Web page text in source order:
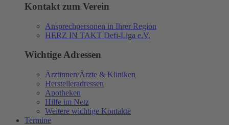
Kontakt zum Verein
Ansprechpersonen in Ihrer Region
HERZ IN TAKT Defi-Liga e.V.
Wichtige Adressen
Ärztinnen/Ärzte & Kliniken
Herstelleradressen
Apotheken
Hilfe im Netz
Weitere wichtige Kontakte
Termine